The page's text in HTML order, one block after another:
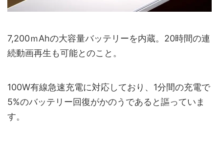
7,200ｍAhの大容量バッテリーを内蔵。20時間の連
続動画再生も可能とのこと。
100W有線急速充電に対応しており、1分間の充電で
5%のバッテリー回復がかのうであると謳っていま
す。